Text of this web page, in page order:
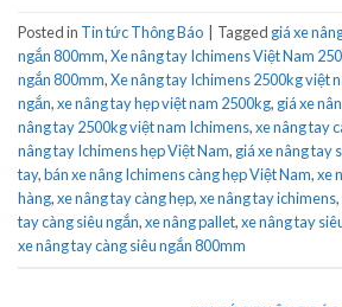
Posted in Tin tức Thông Báo Tagged giá xe
ngắn 800mm,Xe nâng tay Ichimens Việt Nam
ngắn 800mm,Xe nâng tay Ichimens 2500kg việt
ngắn,xe nâng tay hẹp việt nam 2500kg, giá xe
nâng tay 2500kg việt nam Ichimens,xe nâng tay
nâng tay Ichimens hẹp Việt Nam, giá xe nâng tay
tay,bán xe nâng Ichimens càng hẹp Việt Nam,xe
hàng,xe nâng tay càng hẹp,xe nâng tay ichimens,
tay càng siêu ngắn,xe nâng pallet,xe nâng tay
xe nâng tay càng siêu ngắn 800mm